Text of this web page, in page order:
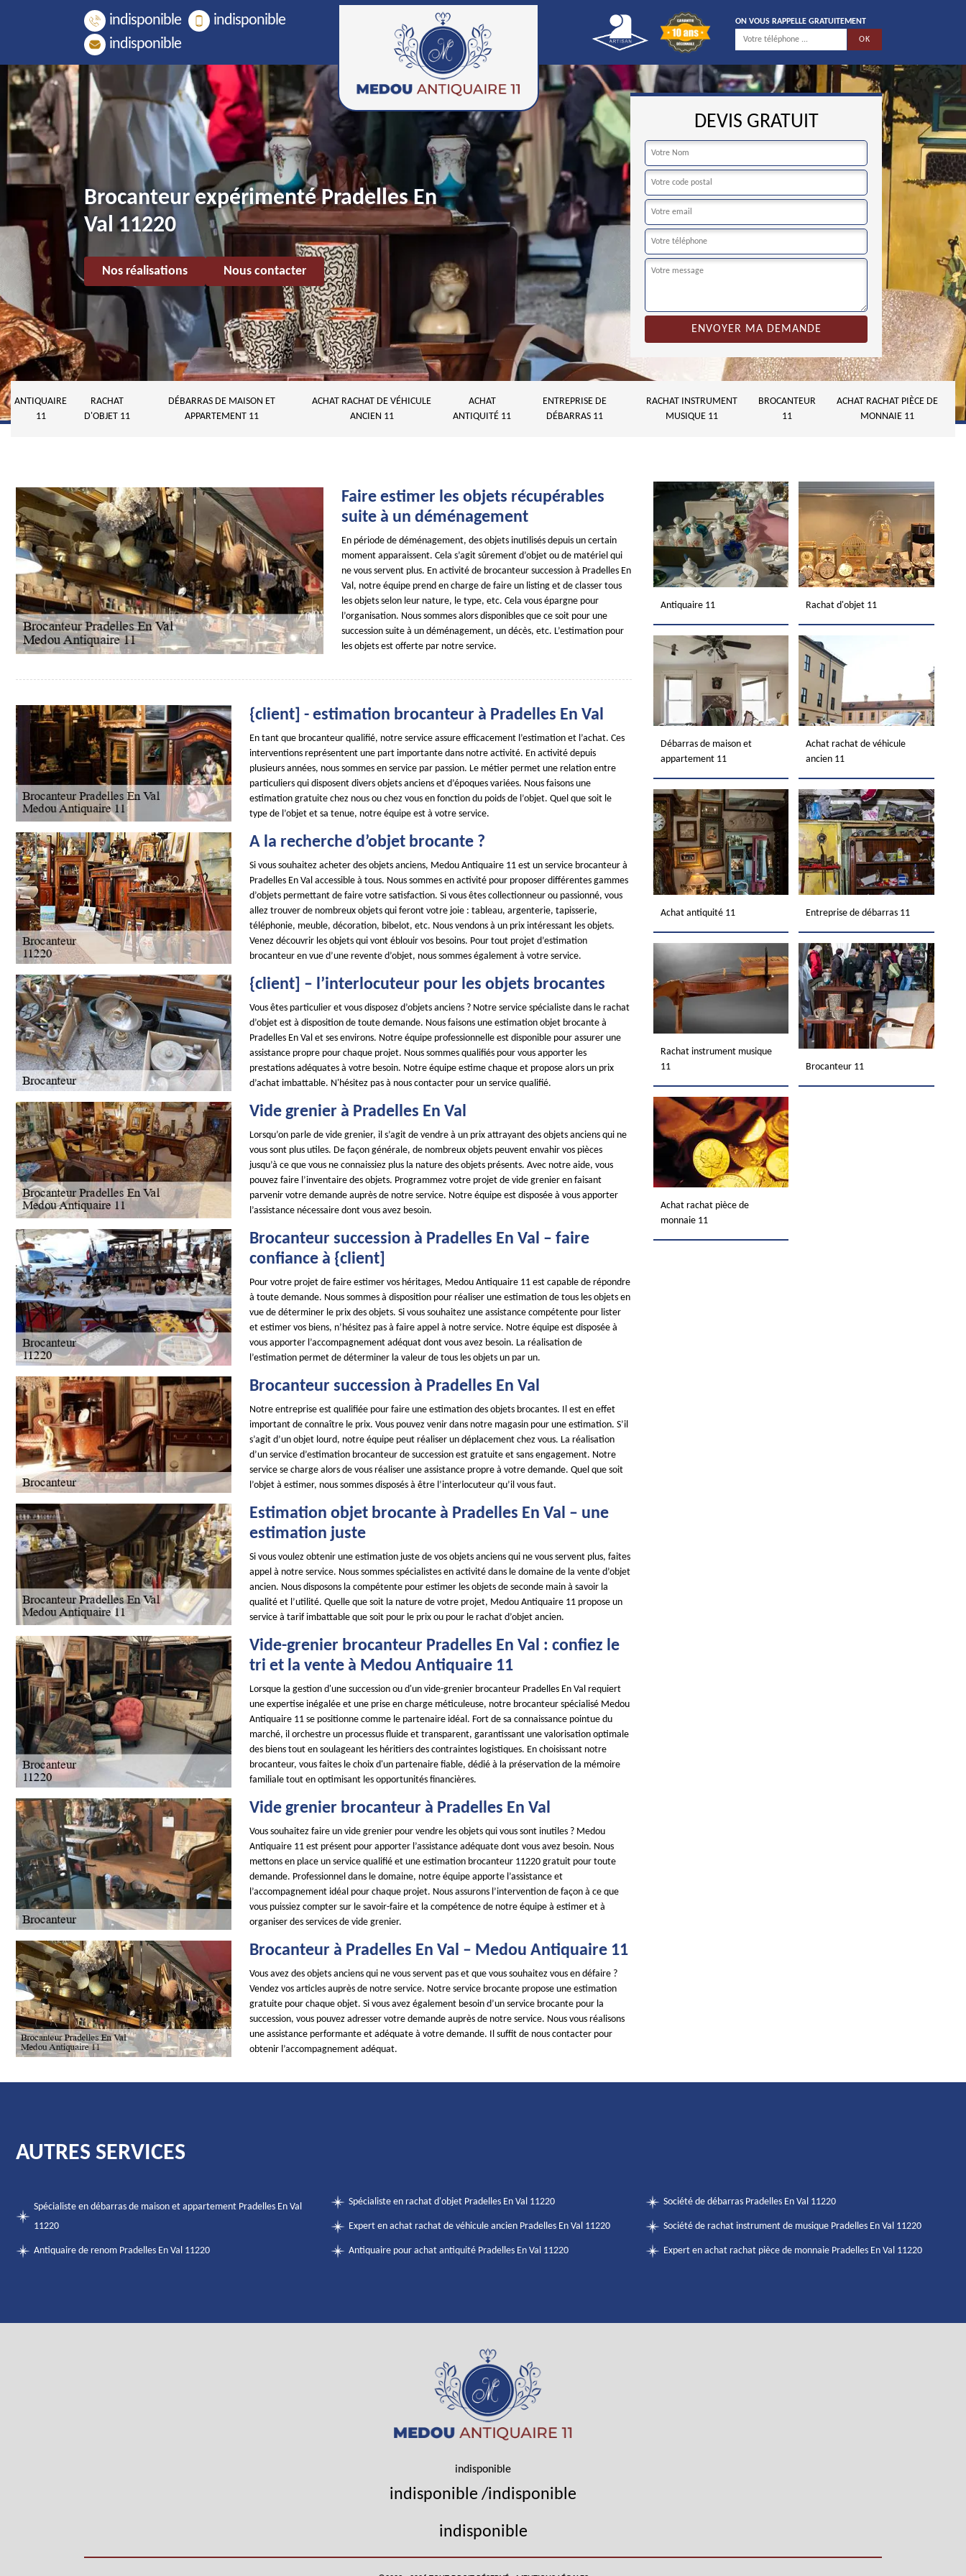
indisponible
indisponible
indisponible
ON VOUS RAPPELLE GRATUITEMENT
Brocanteur expérimenté Pradelles En
Val 11220
Nos réalisations Nous contacter
DEVIS GRATUIT
ANTIQUAIRE
11
RACHAT
D'OBJET 11
DÉBARRAS DE MAISON ET
APPARTEMENT 11
ACHAT RACHAT DE VÉHICULE
ANCIEN 11
ACHAT
ANTIQUITÉ 11
ENTREPRISE DE
DÉBARRAS 11
RACHAT INSTRUMENT
MUSIQUE 11
BROCANTEUR
11
ACHAT RACHAT PIÈCE DE
MONNAIE 11
Faire estimer les objets récupérables
suite à un déménagement
En période de déménagement, des objets inutilisés depuis un certain
moment apparaissent. Cela s’agit sûrement d’objet ou de matériel qui
ne vous servent plus. En activité de brocanteur succession à Pradelles En
Val, notre équipe prend en charge de faire un listing et de classer tous
les objets selon leur nature, le type, etc. Cela vous épargne pour
l’organisation. Nous sommes alors disponibles que ce soit pour une
succession suite à un déménagement, un décès, etc. L’estimation pour
les objets est offerte par notre service.
{client] - estimation brocanteur à Pradelles En Val
En tant que brocanteur qualifié, notre service assure efficacement l’estimation et l’achat. Ces
interventions représentent une part importante dans notre activité. En activité depuis
plusieurs années, nous sommes en service par passion. Le métier permet une relation entre
particuliers qui disposent divers objets anciens et d’époques variées. Nous faisons une
estimation gratuite chez nous ou chez vous en fonction du poids de l’objet. Quel que soit le
type de l’objet et sa tenue, notre équipe est à votre service.
A la recherche d’objet brocante ?
Si vous souhaitez acheter des objets anciens, Medou Antiquaire 11 est un service brocanteur à
Pradelles En Val accessible à tous. Nous sommes en activité pour proposer différentes gammes
d’objets permettant de faire votre satisfaction. Si vous êtes collectionneur ou passionné, vous
allez trouver de nombreux objets qui feront votre joie : tableau, argenterie, tapisserie,
téléphonie, meuble, décoration, bibelot, etc. Nous vendons à un prix intéressant les objets.
Venez découvrir les objets qui vont éblouir vos besoins. Pour tout projet d’estimation
brocanteur en vue d’une revente d’objet, nous sommes également à votre service.
{client] – l’interlocuteur pour les objets brocantes
Vous êtes particulier et vous disposez d’objets anciens ? Notre service spécialiste dans le rachat
d’objet est à disposition de toute demande. Nous faisons une estimation objet brocante à
Pradelles En Val et ses environs. Notre équipe professionnelle est disponible pour assurer une
assistance propre pour chaque projet. Nous sommes qualifiés pour vous apporter les
prestations adéquates à votre besoin. Notre équipe estime chaque et propose alors un prix
d’achat imbattable. N'hésitez pas à nous contacter pour un service qualifié.
Vide grenier à Pradelles En Val
Lorsqu’on parle de vide grenier, il s’agit de vendre à un prix attrayant des objets anciens qui ne
vous sont plus utiles. De façon générale, de nombreux objets peuvent envahir vos pièces
jusqu’à ce que vous ne connaissiez plus la nature des objets présents. Avec notre aide, vous
pouvez faire l’inventaire des objets. Programmez votre projet de vide grenier en faisant
parvenir votre demande auprès de notre service. Notre équipe est disposée à vous apporter
l’assistance nécessaire dont vous avez besoin.
Brocanteur succession à Pradelles En Val – faire
confiance à {client]
Pour votre projet de faire estimer vos héritages, Medou Antiquaire 11 est capable de répondre
à toute demande. Nous sommes à disposition pour réaliser une estimation de tous les objets en
vue de déterminer le prix des objets. Si vous souhaitez une assistance compétente pour lister
et estimer vos biens, n’hésitez pas à faire appel à notre service. Notre équipe est disposée à
vous apporter l’accompagnement adéquat dont vous avez besoin. La réalisation de
l’estimation permet de déterminer la valeur de tous les objets un par un.
Brocanteur succession à Pradelles En Val
Notre entreprise est qualifiée pour faire une estimation des objets brocantes. Il est en effet
important de connaître le prix. Vous pouvez venir dans notre magasin pour une estimation. S’il
s’agit d’un objet lourd, notre équipe peut réaliser un déplacement chez vous. La réalisation
d’un service d’estimation brocanteur de succession est gratuite et sans engagement. Notre
service se charge alors de vous réaliser une assistance propre à votre demande. Quel que soit
l’objet à estimer, nous sommes disposés à être l’interlocuteur qu’il vous faut.
Estimation objet brocante à Pradelles En Val – une
estimation juste
Si vous voulez obtenir une estimation juste de vos objets anciens qui ne vous servent plus, faites
appel à notre service. Nous sommes spécialistes en activité dans le domaine de la vente d’objet
ancien. Nous disposons la compétente pour estimer les objets de seconde main à savoir la
qualité et l’utilité. Quelle que soit la nature de votre projet, Medou Antiquaire 11 propose un
service à tarif imbattable que soit pour le prix ou pour le rachat d’objet ancien.
Vide-grenier brocanteur Pradelles En Val : confiez le
tri et la vente à Medou Antiquaire 11
Lorsque la gestion d'une succession ou d'un vide-grenier brocanteur Pradelles En Val requiert
une expertise inégalée et une prise en charge méticuleuse, notre brocanteur spécialisé Medou
Antiquaire 11 se positionne comme le partenaire idéal. Fort de sa connaissance pointue du
marché, il orchestre un processus fluide et transparent, garantissant une valorisation optimale
des biens tout en soulageant les héritiers des contraintes logistiques. En choisissant notre
brocanteur, vous faites le choix d'un partenaire fiable, dédié à la préservation de la mémoire
familiale tout en optimisant les opportunités financières.
Vide grenier brocanteur à Pradelles En Val
Vous souhaitez faire un vide grenier pour vendre les objets qui vous sont inutiles ? Medou
Antiquaire 11 est présent pour apporter l’assistance adéquate dont vous avez besoin. Nous
mettons en place un service qualifié et une estimation brocanteur 11220 gratuit pour toute
demande. Professionnel dans le domaine, notre équipe apporte l’assistance et
l’accompagnement idéal pour chaque projet. Nous assurons l’intervention de façon à ce que
vous puissiez compter sur le savoir-faire et la compétence de notre équipe à estimer et à
organiser des services de vide grenier.
Brocanteur à Pradelles En Val – Medou Antiquaire 11
Vous avez des objets anciens qui ne vous servent pas et que vous souhaitez vous en défaire ?
Vendez vos articles auprès de notre service. Notre service brocante propose une estimation
gratuite pour chaque objet. Si vous avez également besoin d’un service brocante pour la
succession, vous pouvez adresser votre demande auprès de notre service. Nous vous réalisons
une assistance performante et adéquate à votre demande. Il suffit de nous contacter pour
obtenir l’accompagnement adéquat.
Antiquaire 11 Rachat d'objet 11
Débarras de maison et
appartement 11
Achat rachat de véhicule
ancien 11
Achat antiquité 11 Entreprise de débarras 11
Rachat instrument musique
11
Brocanteur 11
Achat rachat pièce de
monnaie 11
AUTRES SERVICES
Spécialiste en débarras de maison et appartement Pradelles En Val
11220
Antiquaire de renom Pradelles En Val 11220
Spécialiste en rachat d'objet Pradelles En Val 11220
Expert en achat rachat de véhicule ancien Pradelles En Val 11220
Antiquaire pour achat antiquité Pradelles En Val 11220
Société de débarras Pradelles En Val 11220
Société de rachat instrument de musique Pradelles En Val 11220
Expert en achat rachat pièce de monnaie Pradelles En Val 11220
indisponible
indisponible /indisponible
indisponible